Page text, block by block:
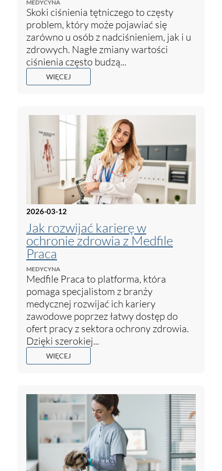
MEDYCYNA
Skoki ciśnienia tętniczego to częsty
problem, który może pojawiać się
zarówno u osób z nadciśnieniem, jak i u
zdrowych. Nagłe zmiany wartości
ciśnienia często budzą...
WIĘCEJ
2026-03-12
Jak rozwijać karierę w
ochronie zdrowia z Medfile
Praca
MEDYCYNA
Medfile Praca to platforma, która
pomaga specjalistom z branży
medycznej rozwijać ich kariery
zawodowe poprzez łatwy dostęp do
ofert pracy z sektora ochrony zdrowia.
Dzięki szerokiej...
WIĘCEJ